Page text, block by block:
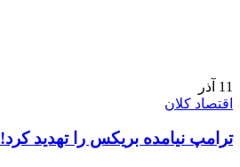
11 آذر
اقتصاد کلان
ترامپ نیامده بریکس را تهدید کرد!